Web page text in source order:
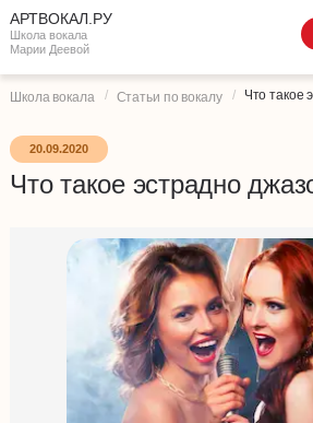
АРТВОКАЛ.РУ
Школа вокала
Марии Деевой
Школа вокала Статьи по вокалу Что такое
Что такое эстрадно
20.09.2020